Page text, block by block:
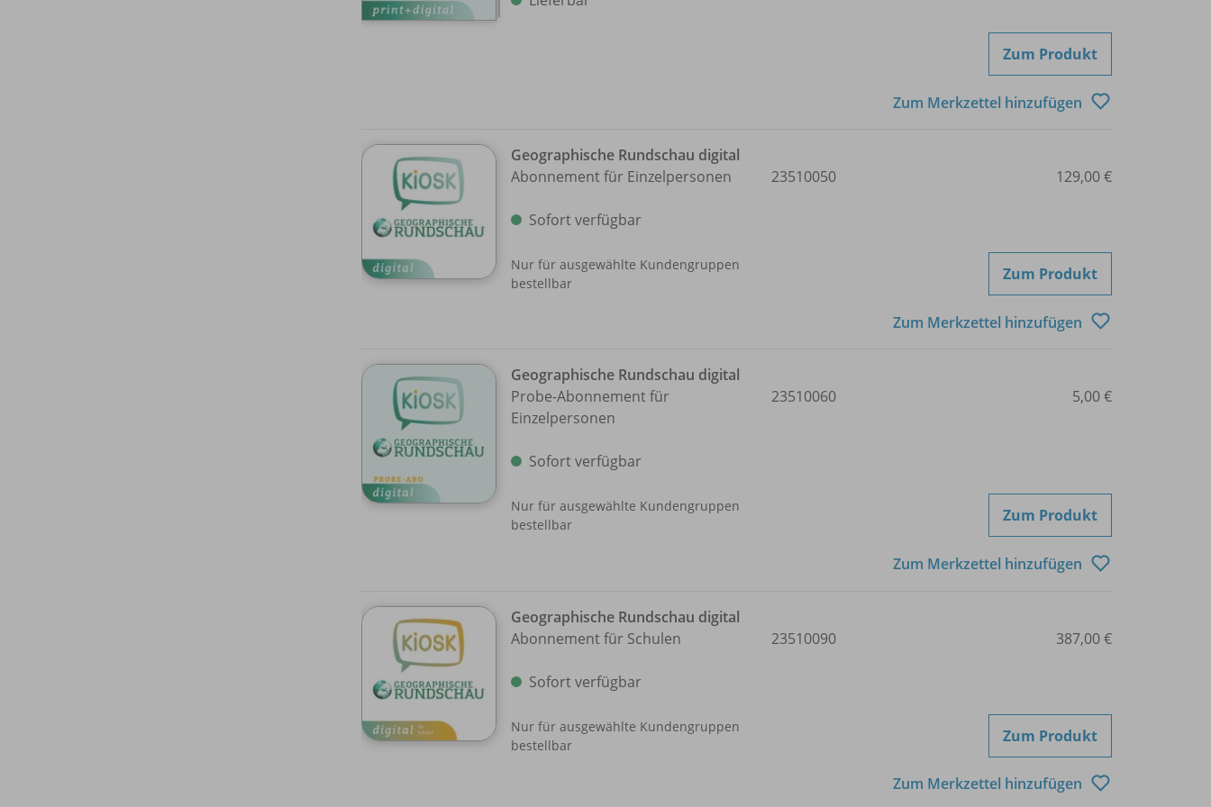
Zum Produkt
Zum Merkzettel hinzufügen
Geographische Rundschau digital
Abonnement für Einzelpersonen
Sofort verfügbar
Nur für ausgewählte Kundengruppen
bestellbar
23510050 129,00 €
Zum Produkt
Zum Merkzettel hinzufügen
Geographische Rundschau digital
Probe-Abonnement für
Einzelpersonen
Sofort verfügbar
Nur für ausgewählte Kundengruppen
bestellbar
23510060 5,00 €
Zum Produkt
Zum Merkzettel hinzufügen
Geographische Rundschau digital
Abonnement für Schulen
Sofort verfügbar
Nur für ausgewählte Kundengruppen
bestellbar
23510090 387,00 €
Zum Produkt
Zum Merkzettel hinzufügen